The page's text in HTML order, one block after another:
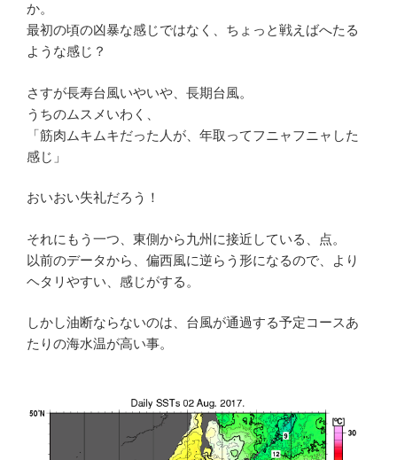
か。
最初の頃の凶暴な感じではなく、ちょっと戦えばへたる
ような感じ？
さすが長寿台風いやいや、長期台風。
うちのムスメいわく、
「筋肉ムキムキだった人が、年取ってフニャフニャした
感じ」
おいおい失礼だろう！
それにもう一つ、東側から九州に接近している、点。
以前のデータから、偏西風に逆らう形になるので、より
ヘタリやすい、感じがする。
しかし油断ならないのは、台風が通過する予定コースあ
たりの海水温が高い事。